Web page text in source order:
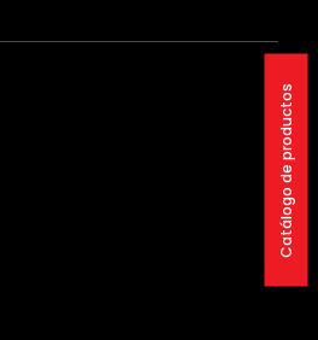
Catálogo de productos